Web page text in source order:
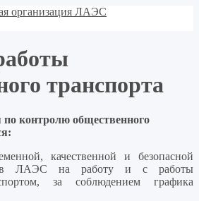
организация ЛАЭС
транспорта
контролю общественного
качественной и безопасной
ЛАЭС на работу и с работы
за соблюдением графика